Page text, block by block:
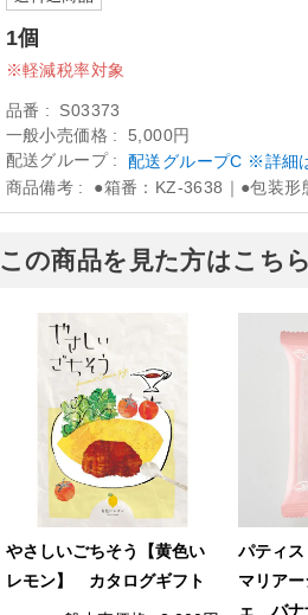
1個
軽減税率対象
品番
S03373
一般小売価格
5,000円
配送グループ
配送グループC ※詳細
商品備考 ●箱番：KZ-3638｜●包装形
この商品を見た方はこち
やさしいごちそう【黄色い
レモン】 カタログギフト
パティ
マリア
ェ バナ